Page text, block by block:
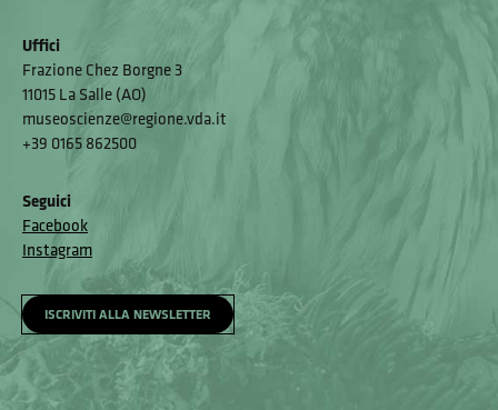
Uffici
Frazione Chez Borgne 3
11015 La Salle (AO)
museoscienze@regione.vda.it
+39 0165 862500
Seguici
Facebook
Instagram
ISCRIVITI ALLA NEWSLETTER